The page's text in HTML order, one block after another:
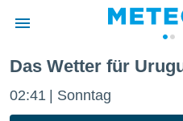
Das Wetter für
02:41 Sonntag